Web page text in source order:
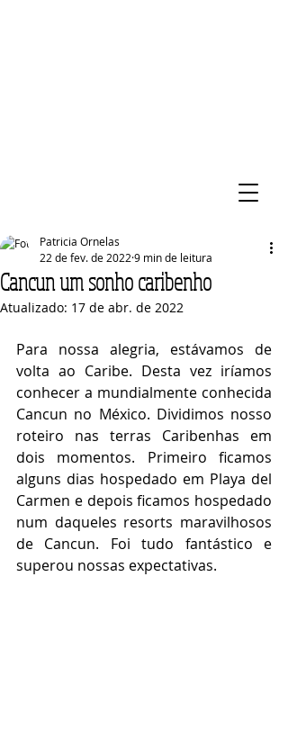
Cancun um sonho caribenho
Patricia Ornelas
22 de fev. de 2022 9 min de leitura
Atualizado: 17 de abr. de 2022
Para nossa alegria, estávamos de
volta ao Caribe. Desta vez iríamos
conhecer a mundialmente conhecida
Cancun no México. Dividimos nosso
roteiro nas terras Caribenhas em
dois momentos. Primeiro ficamos
alguns dias hospedado em Playa del
Carmen e depois ficamos hospedado
num daqueles resorts maravilhosos
de Cancun. Foi tudo fantástico e
superou nossas expectativas.